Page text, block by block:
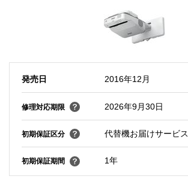
発売日 2016年12月
修理対応期限 2026年9月30日
初期保証区分 代替機お届けサービス
初期保証期間 1年